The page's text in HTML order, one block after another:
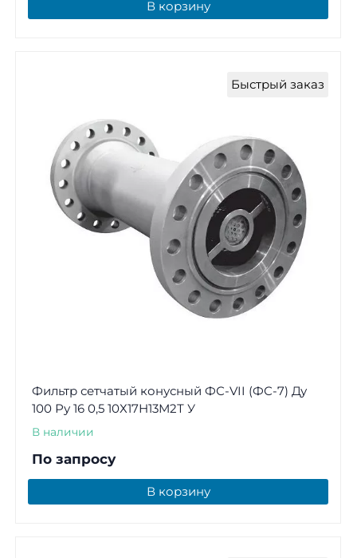
В корзину
Быстрый заказ
Фильтр сетчатый конусный ФС-VII (ФС-7) Ду
100 Ру 16 0,5 10Х17Н13М2Т У
В наличии
По запросу
В корзину